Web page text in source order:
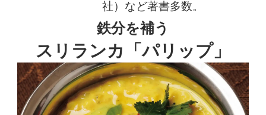
社）など著書多数。
鉄分を補う
スリランカ「パリップ」